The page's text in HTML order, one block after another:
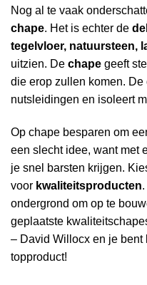
Nog al te vaak
chape. Het is echter de
tegelvloer, natuursteen,
uitzien. De chape geeft
die erop zullen komen. De
nutsleidingen en isoleert
Op chape besparen om
een slecht idee, want met
je snel barsten krijgen.
voor kwaliteitsproducten
ondergrond om op te
geplaatste
– David Willocx en je
topproduct!